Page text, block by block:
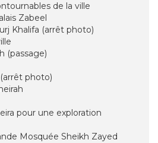
de la ville
Zabeel
Khalifa (arrêt photo)
(passage)
photo)
pour une exploration
Mosquée Sheikh Zayed